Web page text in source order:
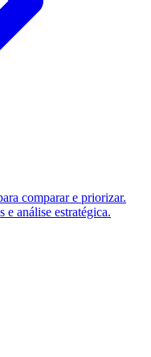
comparar e priorizar.
análise estratégica.